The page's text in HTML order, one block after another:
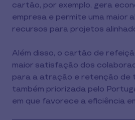
cartão, por exemplo, gera
empresa e permite uma maior
recursos para projetos
Além disso, o cartão de
maior satisfação dos
para a atração e retenção de
também priorizada pelo
em que favorece a eficiência